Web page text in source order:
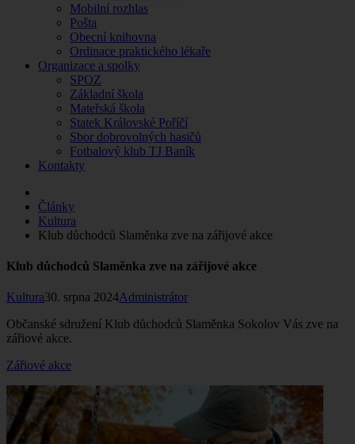
Mobilní rozhlas
Pošta
Obecní knihovna
Ordinace praktického lékaře
Organizace a spolky
SPOZ
Základní škola
Mateřská škola
Statek Královské Poříčí
Sbor dobrovolných hasičů
Fotbalový klub TJ Baník
Kontakty
Články
Kultura
Klub důchodců Slaměnka zve na zářijové akce
Klub důchodců Slaměnka zve na zářijové akce
Kultura30. srpna 2024Administrátor
Občanské sdružení Klub důchodců Slaměnka Sokolov Vás zve na
zářiové akce.
Zářiové akce